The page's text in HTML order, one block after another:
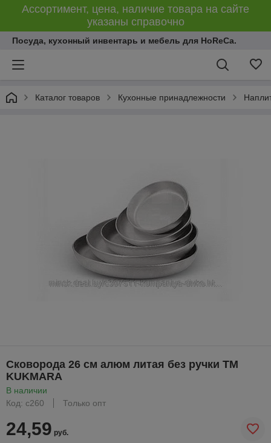
Ассортимент, цена, наличие товара на сайте
указаны справочно
Посуда, кухонный инвентарь и мебель для HoReCa.
Каталог товаров Кухонные принадлежности
Сковорода 26 см алюм литая без ручки ТМ
KUKMARA
В наличии
Код: с260
Только опт
24,59 руб.